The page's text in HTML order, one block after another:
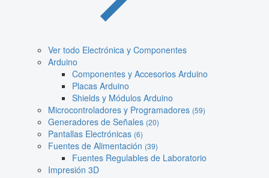
Ver todo Electrónica y Componentes
Arduino
Componentes y Accesorios Arduino
Placas Arduino
Shields y Módulos Arduino
Microcontroladores y Programadores (59)
Generadores de Señales (20)
Pantallas Electrónicas (6)
Fuentes de Alimentación (39)
Fuentes Regulables de Laboratorio
Impresión 3D